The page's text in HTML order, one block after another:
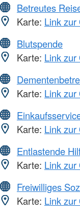
Betreutes
Karte: Link zur
Blutspende
Karte: Link zur
Karte: Link zur
Karte: Link zur
Entlastende
Karte: Link zur
Freiwilliges
Karte: Link zur